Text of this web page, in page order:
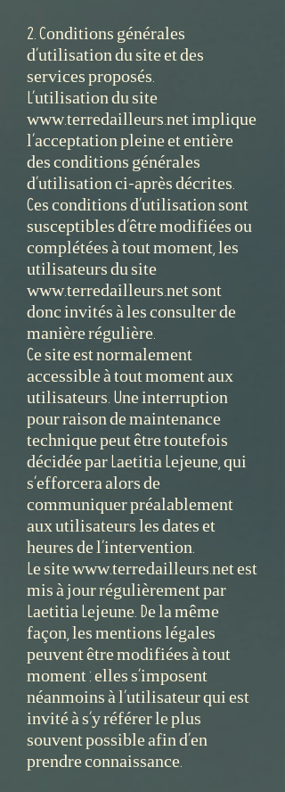
2. Conditions générales
d’utilisation du site et des
services proposés.
L’utilisation du site
www.terredailleurs.net implique
l’acceptation pleine et entière
des conditions générales
d’utilisation ci-après décrites.
Ces conditions d’utilisation sont
susceptibles d’être modifiées ou
complétées à tout moment, les
utilisateurs du site
www.terredailleurs.net sont
donc invités à les consulter de
manière régulière.
Ce site est normalement
accessible à tout moment aux
utilisateurs. Une interruption
pour raison de maintenance
technique peut être toutefois
décidée par Laetitia Lejeune, qui
s’efforcera alors de
communiquer préalablement
aux utilisateurs les dates et
heures de l’intervention.
Le site www.terredailleurs.net est
mis à jour régulièrement par
Laetitia Lejeune. De la même
façon, les mentions légales
peuvent être modifiées à tout
moment : elles s’imposent
néanmoins à l’utilisateur qui est
invité à s’y référer le plus
souvent possible afin d’en
prendre connaissance.